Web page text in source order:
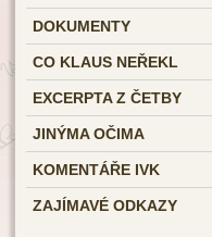
DOKUMENTY
CO KLAUS NEŘEKL
EXCERPTA Z ČETBY
JINÝMA OČIMA
KOMENTÁŘE IVK
ZAJÍMAVÉ ODKAZY